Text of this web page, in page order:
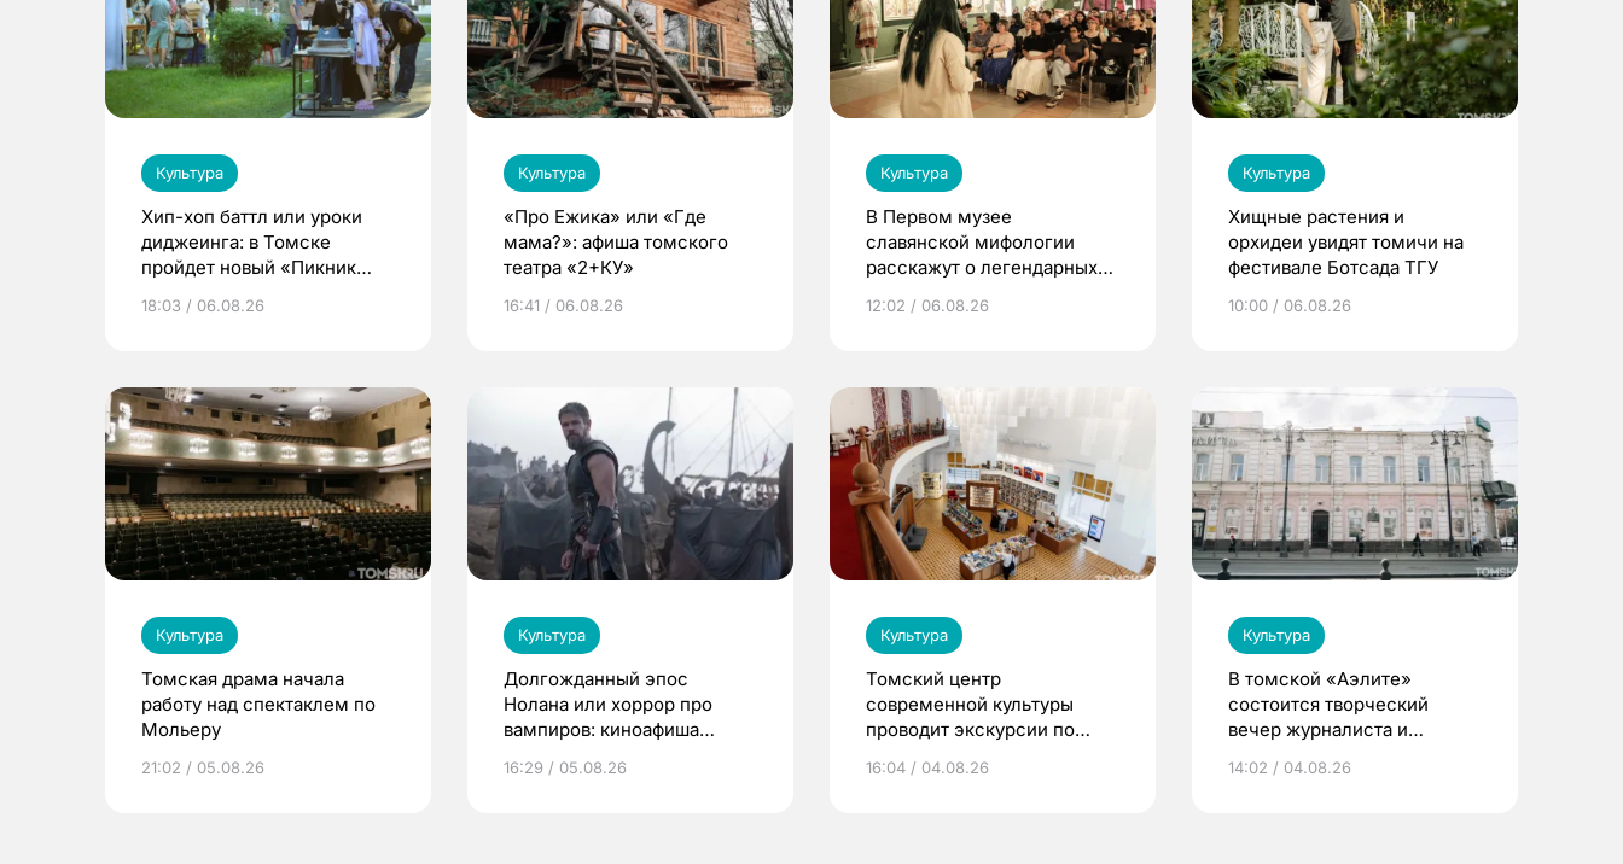
Культура
Хип-хоп баттл или уроки
диджеинга: в Томске
пройдет новый «Пикник
18:03 / 06.08.26
Культура
«Про Ежика» или «Где
мама?»: афиша томского
театра «2+КУ»
16:41 / 06.08.26
Культура
В Первом музее
славянской мифологии
расскажут о легендарных
12:02 / 06.08.26
Культура
Хищные растения и
орхидеи увидят томичи на
фестивале Ботсада ТГУ
10:00 / 06.08.26
Культура
Томская драма начала
работу над спектаклем по
Мольеру
21:02 / 05.08.26
Культура
Долгожданный эпос
Нолана или хоррор про
вампиров: киноафиша
16:29 / 05.08.26
Культура
Томский центр
современной культуры
проводит экскурсии по
16:04 / 04.08.26
Культура
В томской «Аэлите»
состоится творческий
вечер журналиста и
Никифорова
14:02 / 04.08.26